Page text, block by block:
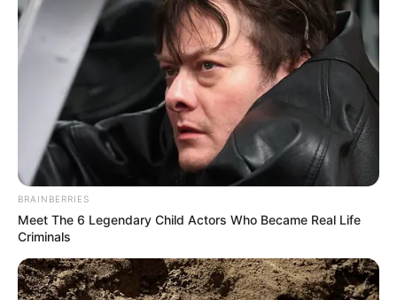
BRAINBERRIES
Meet The 6 Legendary Child Actors Who Became Real Life
Criminals